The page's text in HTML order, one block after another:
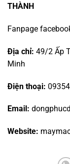
THÀNH
Fanpage
Địa chỉ: 49/2 Ấp
Minh
Điện thoại:
Email:
Website: